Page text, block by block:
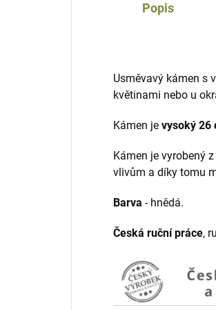
Popis
Usměvavý kámen s
květinami nebo u
Kámen je vysoký 26
Kámen je vyrobený z
vlivům a díky tomu
Barva - hnědá.
Česká ruční práce,